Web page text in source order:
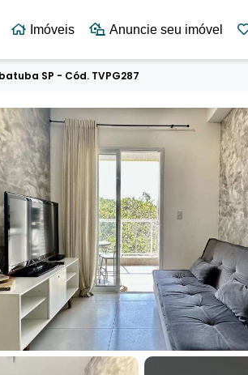
Imóveis Anuncie seu imóvel
SP - Cód. TVPG287